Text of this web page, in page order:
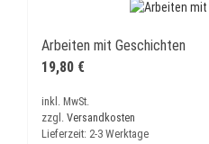
Arbeiten mit Geschichten
19,80 €
inkl. MwSt.
zzgl. Versandkosten
Lieferzeit: 2-3 Werktage